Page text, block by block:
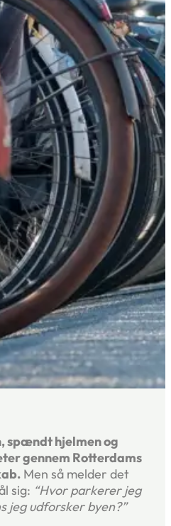
spændt hjelmen og
gennem Rotterdams
Men så melder det
sig: “Hvor parkerer jeg
jeg udforsker byen?”